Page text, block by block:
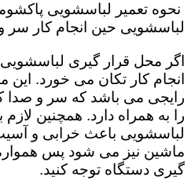
نحوه تعمیر لباسشویی
لباسشویی حین انجام کار سر
اگر محل قرار گیری
انجام کار تکان می خورد‌.
رایجی می باشد که سر و صدا
را به همراه دارد. همچنین
لباسشویی باعث خرابی و
ماشین نیز می شود پس همواره
گیری دستگاه توجه کنید.